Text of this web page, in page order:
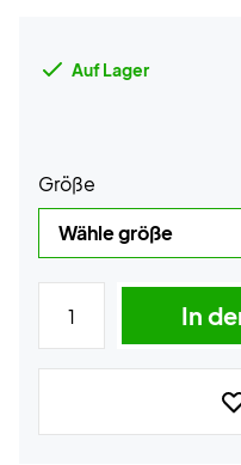
Auf Lager
Größe
In